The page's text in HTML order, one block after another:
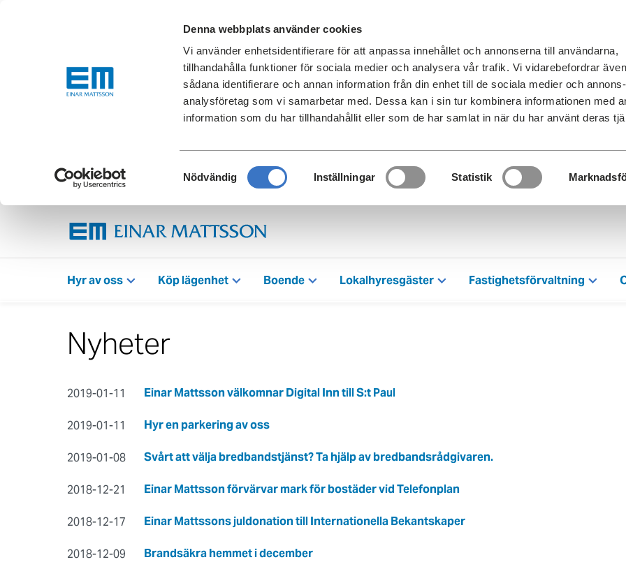
Denna webbplats använder cookies
Vi använder enhetsidentifierare för att anpassa innehållet och annonserna till användarna,
tillhandahålla funktioner för sociala medier och analysera vår trafik. Vi vidarebefordrar
sådana identifierare och annan information från din enhet till de sociala medier och
analysföretag som vi samarbetar med. Dessa kan i sin tur kombinera informationen med
information som du har tillhandahållit eller som de har samlat in när du har använt deras
Samtyckesval
Nödvändig Inställningar Statistik
Hyr av oss Köp lägenhet Boende Lokalhyresgäster Fastighetsförvaltning
Nyheter
2019-01-11 Einar Mattsson välkomnar Digital Inn till S:t Paul
2019-01-11 Hyr en parkering av oss
2019-01-08 ​Svårt att välja bredbandstjänst? Ta hjälp av bredbandsrådgivaren.
2018-12-21 Einar Mattsson förvärvar mark för bostäder vid Telefonplan
2018-12-17 Einar Mattssons juldonation till Internationella Bekantskaper
2018-12-09 Brandsäkra hemmet i december